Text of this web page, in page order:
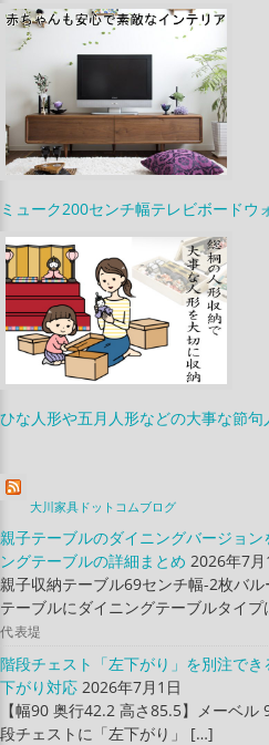
ミューク200センチ幅テレビボードウ
ひな人形や五月人形などの大事な節句
大川家具ドットコムブログ
親子テーブルのダイニングバージョ
ングテーブルの詳細まとめ 2026年7月
親子収納テーブル69センチ幅-2枚バ
テーブルにダイニングテーブルタイ
代表堤
階段チェスト「左下がり」を別注で
下がり対応 2026年7月1日
【幅90 奥行42.2 高さ85.5】メーベ
段チェストに「左下がり」 […]